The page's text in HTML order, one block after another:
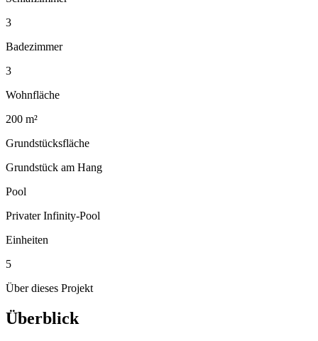
3
Badezimmer
3
Wohnfläche
200 m²
Grundstücksfläche
Grundstück am Hang
Pool
Privater Infinity-Pool
Einheiten
5
Über dieses Projekt
Überblick